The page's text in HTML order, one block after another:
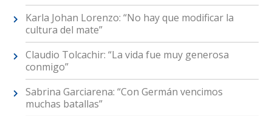
Karla Johan Lorenzo: “No hay que modificar la
cultura del mate”
Claudio Tolcachir: “La vida fue muy generosa
conmigo”
Sabrina Garciarena: “Con Germán vencimos
muchas batallas”